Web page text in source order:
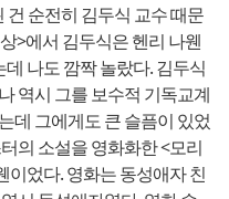
건 순전히 김두식 교수 때문
>에서 김두식은 헨리 나웬
나도 깜짝 놀랐다. 김두식
역시 그를 보수적 기독교계
데 그에게도 큰 슬픔이 있었
의 소설을 영화화한 <모리
이었다. 영화는 동성애자 친